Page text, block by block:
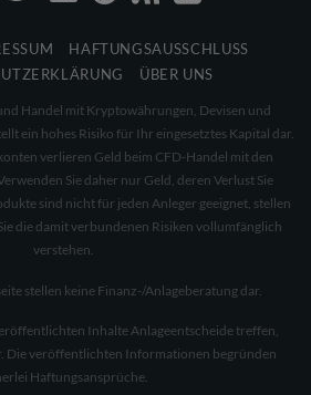
HAFTUNGSAUSSCHLUSS
ÜBER UNS
Handel mit Kryptowährungen, Devisen und
ein hohes Risiko für Ihr eingesetztes Kapital dar.
verlieren Geld beim CFD-Handel mit den
Sie daher nur Geld, deren Verlust Sie
sind nicht für jeden Anleger geeignet, stellen
die damit verbundenen Risiken vollumfänglich
verstehen.
stellen keine Finanz-/Anlageberatung dar.
Inhalte Anlageentscheide treffen,
Die veröffentlichten Informationen begründen
Haftungsansprüche.